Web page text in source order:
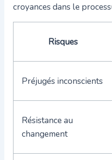
croyances dans le
Risques
Préjugés inconscients
Résistance au
changement